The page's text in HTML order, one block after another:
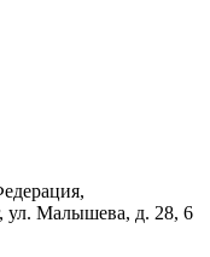
, ул. Малышева, д. 28, 6